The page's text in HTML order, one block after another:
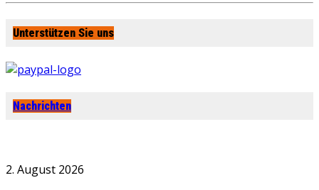
Unterstützen Sie uns
Nachrichten
2. August 2026